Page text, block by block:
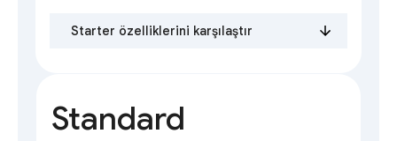
Starter özelliklerini karşılaştır
Standard